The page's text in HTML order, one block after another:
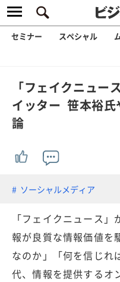
セミナー スペシャル
「フェイクニュ
イッター 笹本裕氏
論
ソーシャルメディア
「フェイクニュース
報が良質な情報価値を
なのか」「何を信じれ
代、情報を提供するオ